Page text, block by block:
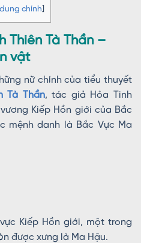
chính
Thiên Tà Thần –
vật
nữ chính của tiểu thuyết
Tà Thần, tác giả Hỏa Tinh
Kiếp Hồn giới của Bắc
mệnh danh là Bắc Vực Ma
Kiếp Hồn giới, một trong
được xưng là Ma Hậu.